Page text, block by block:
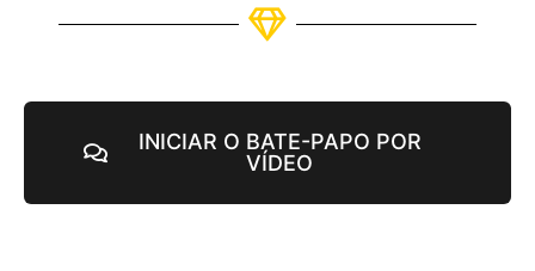
INICIAR O BATE-PAPO POR
VÍDEO